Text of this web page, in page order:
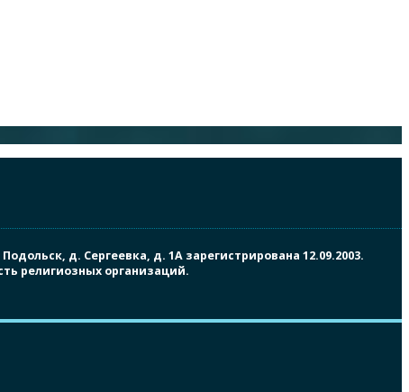
д. Сергеевка, д. 1А зарегистрирована 12.09.2003.
религиозных организаций.